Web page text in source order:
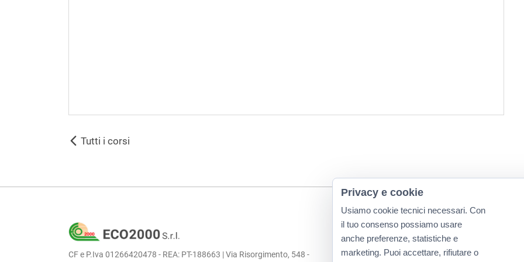
Tutti i corsi
CF e P.Iva 01266420478 - REA: PT-188663 | Via Risorgimento, 548 -
Privacy e cookie
Usiamo cookie tecnici necessari. Con
il tuo consenso possiamo usare
anche preferenze, statistiche e
marketing. Puoi accettare, rifiutare o